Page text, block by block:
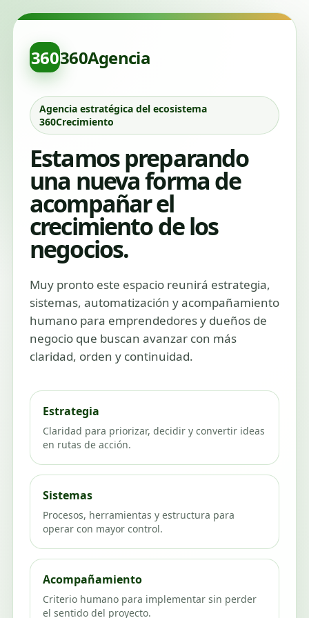
360360Agencia
Agencia estratégica del ecosistema
360Crecimiento
Estamos preparando
una nueva forma de
acompañar el
crecimiento de los
negocios.
Muy pronto este espacio reunirá estrategia,
sistemas, automatización y acompañamiento
humano para emprendedores y dueños de
negocio que buscan avanzar con más
claridad, orden y continuidad.
Estrategia
Claridad para priorizar, decidir y convertir ideas
en rutas de acción.
Sistemas
Procesos, herramientas y estructura para
operar con mayor control.
Acompañamiento
Criterio humano para implementar sin perder
el sentido del proyecto.